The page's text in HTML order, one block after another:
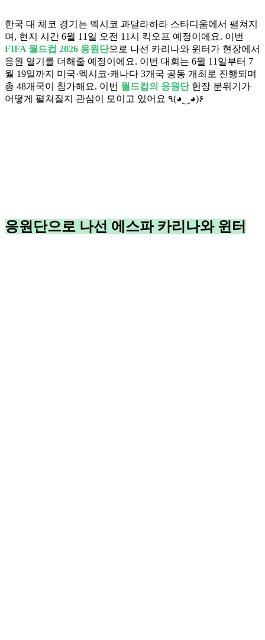
한국 대 체코 경기는 멕시코 과달라하라 스타디움에서 펼쳐지
며, 현지 시간 6월 11일 오전 11시 킥오프 예정이에요. 이번
FIFA 월드컵 2026 응원단으로 나선 카리나와 윈터가 현장에서
응원 열기를 더해줄 예정이에요. 이번 대회는 6월 11일부터 7
월 19일까지 미국·멕시코·캐나다 3개국 공동 개최로 진행되며
총 48개국이 참가해요. 이번 월드컵의 응원단현장 분위기가
어떻게 펼쳐질지 관심이 모이고 있어요 ٩(◕‿◕)۶
응원단으로 나선 에스파 카리나와 윈터